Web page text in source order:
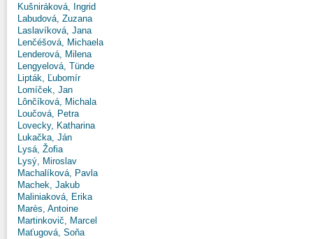
Kušniráková, Ingrid
Labudová, Zuzana
Laslavíková, Jana
Lenčéšová, Michaela
Lenderová, Milena
Lengyelová, Tünde
Lipták, Ľubomír
Lomíček, Jan
Lônčíková, Michala
Loučová, Petra
Lovecky, Katharina
Lukačka, Ján
Lysá, Žofia
Lysý, Miroslav
Machalíková, Pavla
Machek, Jakub
Maliniaková, Erika
Marès, Antoine
Martinkovič, Marcel
Maťugová, Soňa